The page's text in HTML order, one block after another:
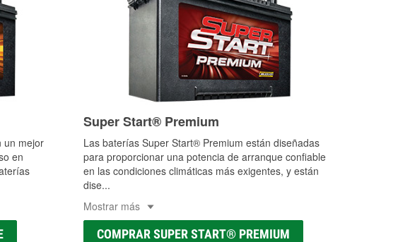
un mejor
en
Super Start® Premium
Las baterías Super Start® Premium están diseñadas
para proporcionar una potencia de arranque confiable
en las condiciones climáticas más exigentes, y están
dise...
Mostrar más
COMPRAR SUPER START® PREMIUM